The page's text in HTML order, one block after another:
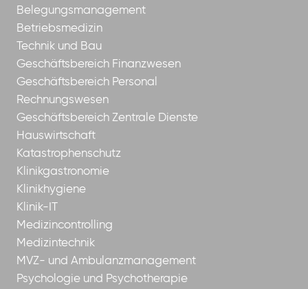
Belegungsmanagement
Betriebsmedizin
Technik und Bau
Geschäftsbereich Finanzwesen
Geschäftsbereich Personal
Rechnungswesen
Geschäftsbereich Zentrale Dienste
Hauswirtschaft
Katastrophenschutz
Klinikgastronomie
Klinikhygiene
Klinik-IT
Medizincontrolling
Medizintechnik
MVZ- und Ambulanzmanagement
Psychologie und Psychotherapie